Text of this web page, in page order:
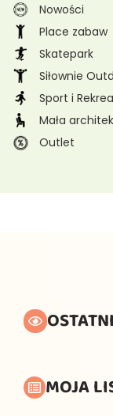
Nowości
Place zabaw
Skatepark
Siłownie
Sport i
Mała
Outlet
MOJA